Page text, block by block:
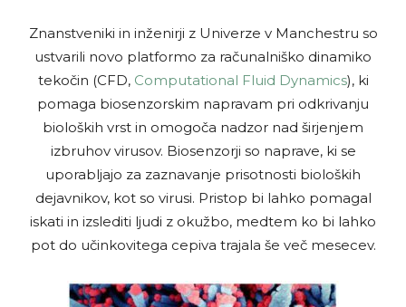
Znanstveniki in inženirji z Univerze v Manchestru so
ustvarili novo platformo za računalniško dinamiko
tekočin (CFD, Computational Fluid Dynamics), ki
pomaga biosenzorskim napravam pri odkrivanju
bioloških vrst in omogoča nadzor nad širjenjem
izbruhov virusov. Biosenzorji so naprave, ki se
uporabljajo za zaznavanje prisotnosti bioloških
dejavnikov, kot so virusi. Pristop bi lahko pomagal
iskati in izslediti ljudi z okužbo, medtem ko bi lahko
pot do učinkovitega cepiva trajala še več mesecev.